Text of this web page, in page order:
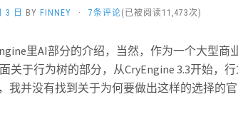
3 日 BY FINNEY · 7条评论(已被阅读11,473次)
里AI部分的介绍，当然，作为一个大型商
关于行为树的部分，从CryEngine 3.3开始，
我并没有找到关于为何要做出这样的选择的